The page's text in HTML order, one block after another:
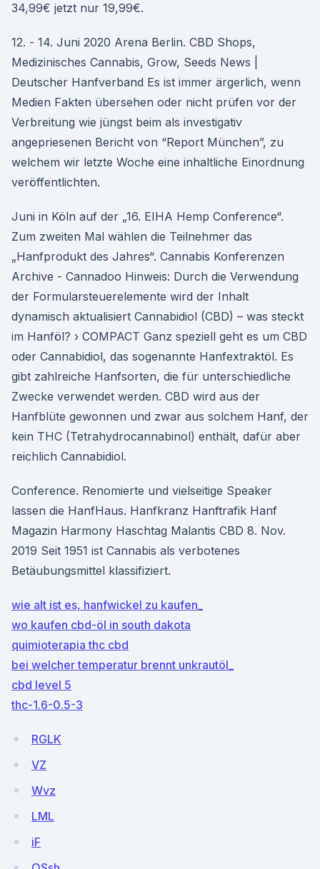
34,99€ jetzt nur 19,99€.
12. - 14. Juni 2020 Arena Berlin. CBD Shops,
Medizinisches Cannabis, Grow, Seeds News |
Deutscher Hanfverband Es ist immer ärgerlich, wenn
Medien Fakten übersehen oder nicht prüfen vor der
Verbreitung wie jüngst beim als investigativ
angepriesenen Bericht von “Report München”, zu
welchem wir letzte Woche eine inhaltliche Einordnung
veröffentlichten.
Juni in Köln auf der „16. EIHA Hemp Conference“.
Zum zweiten Mal wählen die Teilnehmer das
„Hanfprodukt des Jahres“. Cannabis Konferenzen
Archive - Cannadoo Hinweis: Durch die Verwendung
der Formularsteuerelemente wird der Inhalt
dynamisch aktualisiert Cannabidiol (CBD) – was steckt
im Hanföl? › COMPACT Ganz speziell geht es um CBD
oder Cannabidiol, das sogenannte Hanfextraktöl. Es
gibt zahlreiche Hanfsorten, die für unterschiedliche
Zwecke verwendet werden. CBD wird aus der
Hanfblüte gewonnen und zwar aus solchem Hanf, der
kein THC (Tetrahydrocannabinol) enthält, dafür aber
reichlich Cannabidiol.
Conference. Renomierte und vielseitige Speaker
lassen die HanfHaus. Hanfkranz Hanftrafik Hanf
Magazin Harmony Haschtag Malantis CBD 8. Nov.
2019 Seit 1951 ist Cannabis als verbotenes
Betäubungsmittel klassifiziert.
wie alt ist es, hanfwickel zu kaufen_
wo kaufen cbd-öl in south dakota
quimioterapia thc cbd
bei welcher temperatur brennt unkrautöl_
cbd level 5
thc-1.6-0.5-3
RGLK
VZ
Wvz
LML
iF